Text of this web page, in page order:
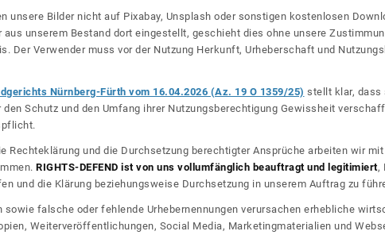
unsere Bilder nicht auf Pixabay, Unsplash oder sonstigen kostenlosen
aus unserem Bestand dort eingestellt, geschieht dies ohne unsere
Der Verwender muss vor der Nutzung Herkunft, Urheberschaft und
Nürnberg-Fürth vom 16.04.2026 (Az. 19 O 1359/25) stellt klar, dass
Schutz und den Umfang ihrer Nutzungsberechtigung Gewissheit
Rechteklärung und die Durchsetzung berechtigter Ansprüche arbeiten wir mit
RIGHTS-DEFEND ist von uns vollumfänglich beauftragt und legitimiert,
und die Klärung beziehungsweise Durchsetzung in unserem Auftrag zu
falsche oder fehlende Urhebernennungen verursachen erhebliche
Weiterveröffentlichungen, Social Media, Marketingmaterialien und